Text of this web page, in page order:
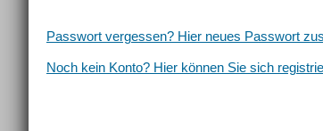
Passwort vergessen? Hier neues Passwort
Noch kein Konto? Hier können Sie sich